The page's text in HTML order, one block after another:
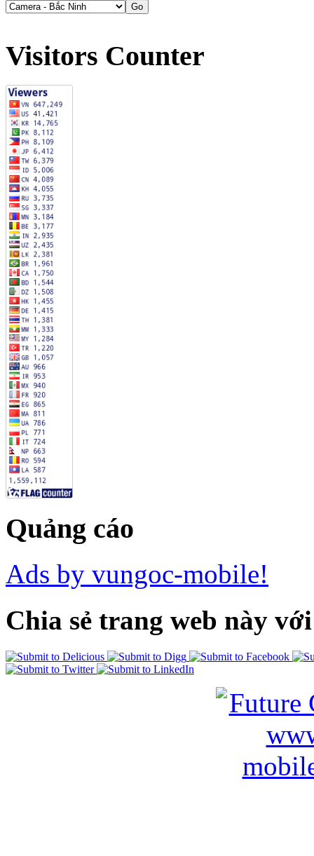
Visitors Counter
Quảng cáo
Ads by vungoc-mobile!
Chia sẻ trang web này